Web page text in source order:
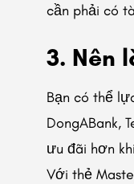
cần phải có
3. Nên
Bạn có thể
DongABank,
ưu đãi hơn
Với thẻ